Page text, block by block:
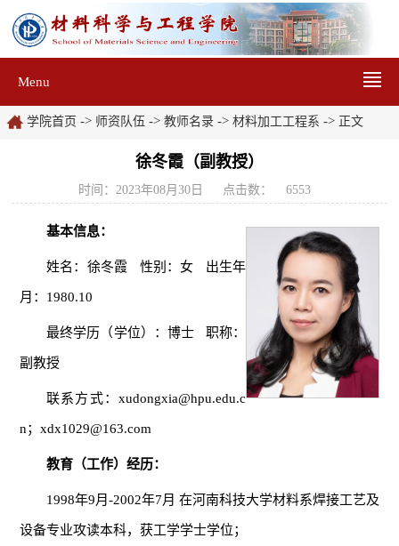
Menu
学院首页 -> 师资队伍 -> 教师名录 -> 材料加工工程系 -> 正文
徐冬霞（副教授）
时间：2023年08月30日 点击数： 6553
基本信息：
姓名：徐冬霞 性别：女 出生年
月：1980.10
最终学历（学位）：博士 职称：
副教授
联系方式：xudongxia@hpu.edu.c
n；xdx1029@163.com
教育（工作）经历：
1998年9月-2002年7月 在河南科技大学材料系焊接工艺及
设备专业攻读本科，获工学学士学位；